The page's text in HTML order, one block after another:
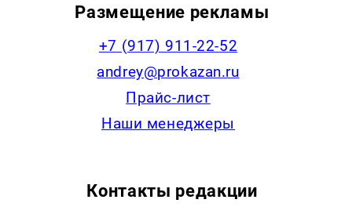
Размещение рекламы
+7 (917) 911-22-52
andrey@prokazan.ru
Прайс-лист
Наши менеджеры
Контакты редакции